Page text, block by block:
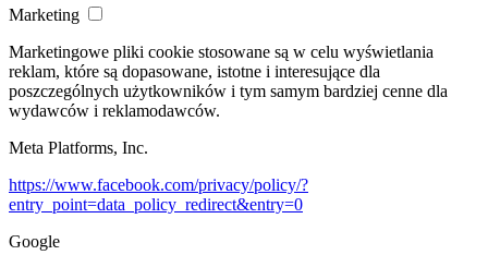
Marketing
Marketingowe pliki cookie stosowane są w celu wyświetlania
reklam, które są dopasowane, istotne i interesujące dla
poszczególnych użytkowników i tym samym bardziej cenne dla
wydawców i reklamodawców.
Meta Platforms, Inc.
https://www.facebook.com/privacy/policy/?
entry_point=data_policy_redirect&entry=0
Google